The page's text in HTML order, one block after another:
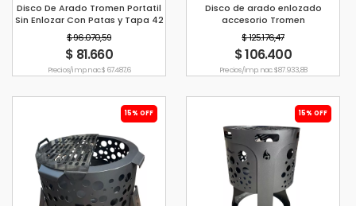
Disco De Arado Tromen Portatil
Sin Enlozar Con Patas y Tapa 42
cm
$ 96.070,59
$ 81.660
Precio s/imp. nac. $ 67.487,6
Disco de arado enlozado
accesorio Tromen
$ 125.176,47
$ 106.400
Precio s/imp. nac. $ 87.933,88
15% OFF 15% OFF